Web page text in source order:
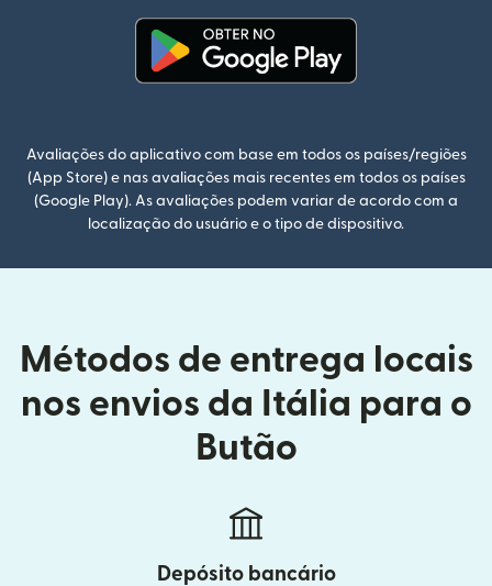
Avaliações do aplicativo com base em todos os países/regiões
(App Store) e nas avaliações mais recentes em todos os países
(Google Play). As avaliações podem variar de acordo com a
localização do usuário e o tipo de dispositivo.
Métodos de entrega locais
nos envios da Itália para o
Butão
Depósito bancário